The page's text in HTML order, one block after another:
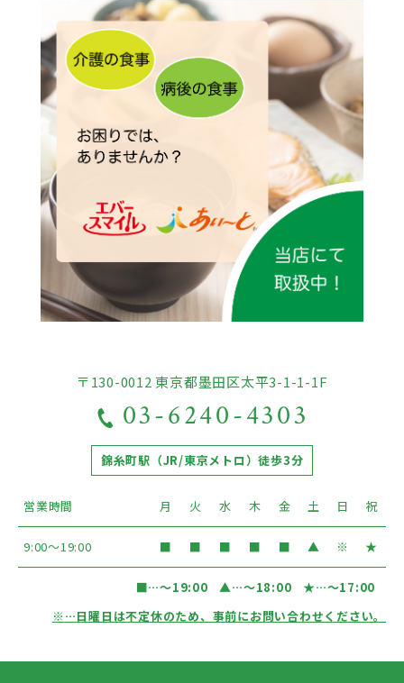
〒130-0012 東京都墨田区太平3-1-1-1F
03-6240-4303
錦糸町駅（JR/東京メトロ）徒歩3分
営業時間 月 火 水 木 金 土 日 祝
9:00〜19:00 ■ ■ ■ ■ ■ ▲ ※ ★
■…〜19:00 ▲…〜18:00 ★…〜17:00
※ …日曜日は不定休のため、事前にお問い合わせください。